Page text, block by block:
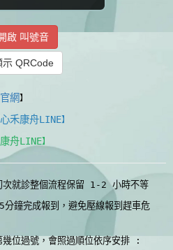
啟 叫號音
QRCode
網】
禾康舟LINE】
舟LINE】
次就診整個流程保留 1-2 小時不等
分鐘完成報到，避免壓線報到趕車危
幾位過號，會照過順位依序安排 :